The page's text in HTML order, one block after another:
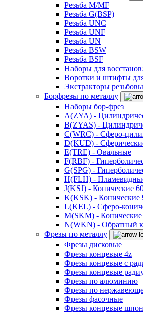
Резьба M/MF
Резьба G(BSP)
Резьба UNC
Резьба UNF
Резьба UN
Резьба BSW
Резьба BSF
Наборы для
Воротки и штифты
Экстракторы
Борфрезы по металлу
Наборы бор-фрез
A(ZYA) -
B(ZYAS) -
C(WRC) - Сферо-
D(KUD) -
E(TRE) - Овальные
F(RBF) -
G(SPG) -
H(FLH) -
J(KSJ) - Конические
K(KSK) - Конические
L(KEL) - Сферо-
M(SKM) - Конические
N(WKN) - Обратный
Фрезы по металлу
Фрезы дисковые
Фрезы концевые 4z
Фрезы концевые с
Фрезы концевые
Фрезы по алюминию
Фрезы по
Фрезы фасочные
Фрезы концевые